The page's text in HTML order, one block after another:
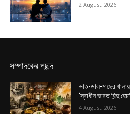
2 August, 2026
সম্পাদকের পছন্দ
ভাত-ডাল-মাছের
‘স্বাধীন ভারত হিন্দু
4 August, 2026